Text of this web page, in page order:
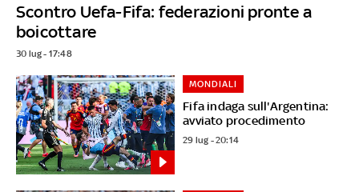
Scontro Uefa-Fifa: federazioni pronte a
boicottare
30 lug - 17:48
Fifa indaga sull'Argentina:
avviato procedimento
MONDIALI
29 lug - 20:14